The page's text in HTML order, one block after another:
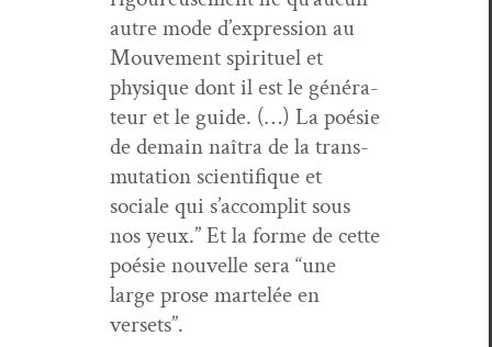
autre mode d’ex­pres­sion au
Mou­ve­ment spir­ituel et
physique dont il est le généra­
teur et le guide. (…) La poésie
de demain naî­tra de la trans­
mu­ta­tion sci­en­tifique et
sociale qui s’ac­com­plit sous
nos yeux.” Et la forme de cette
poésie nou­velle sera “une
large prose martelée en
versets”.